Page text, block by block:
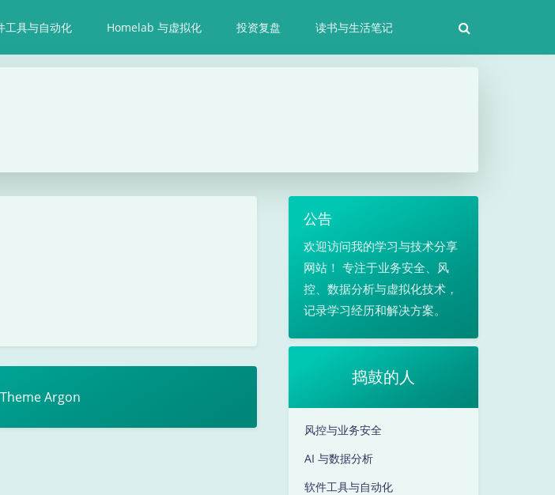
工具与自动化 Homelab 与虚拟化 投资复盘 读书与生活笔记
公告
欢迎访问我的学习与技术分享
网站！ 专注于业务安全、风
控、数据分析与虚拟化技术，
记录学习经历和解决方案。
捣鼓的人
风控与业务安全
AI 与数据分析
软件工具与自动化
ThemeArgon